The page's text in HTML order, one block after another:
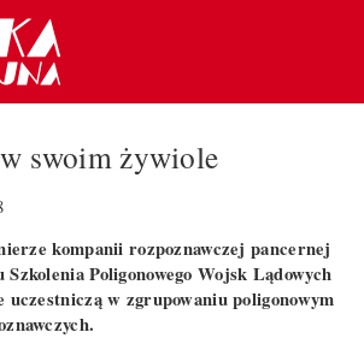
swoim żywiole
kompanii rozpoznawczej pancernej
Poligonowego Wojsk Lądowych
w zgrupowaniu poligonowym